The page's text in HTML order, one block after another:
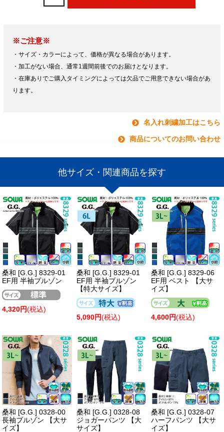
※ご注意※
・サイズ・カラーによって、価格が異なる場合があります。
・加工がない場合、通常1週間前後でのお届けとなります。
・在庫ありでご購入タイミングによっては欠品でご用意できない場合があ
ります。
名入れ刺繍加工はこちら
商品についてのお問い合わせ
他サイズ・関連商品を探す
桑和 [G.G.] 8329-01
EF用 半袖ブルゾン
4,320円(税込)
桑和 [G.G.] 8329-01
EF用 半袖ブルゾン
【特大サイズ】
5,090円(税込)
桑和 [G.G.] 8329-06
EF用 ベスト 【大サ
イズ】
4,600円(税込)
桑和 [G.G.] 0328-00
長袖ブルゾン 【大サ
イズ】
桑和 [G.G.] 0328-08
ジョガーパンツ 【大
サイズ】
桑和 [G.G.] 0328-07
ハーフパンツ 【大サ
イズ】